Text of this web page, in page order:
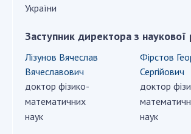
Сесії Загальних зборів НАН
Річні звіти НАН України
Річні фінансові звіти НАН України
Наукові публікації та видавнича
трансфер технологій в наукових
України
Заступник директора з наукової
Лізунов Вячеслав
Вячеславович
доктор фізико-
математичних
наук
Фірстов
Сергійович
доктор
наук